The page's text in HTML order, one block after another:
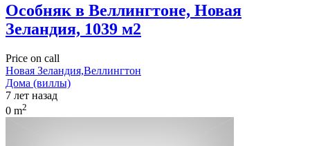
Особняк в Веллингтоне, Новая
Зеландия, 1039 м2
Price on call
Новая Зеландия,Веллингтон
Дома (виллы)
7 лет назад
0 m2